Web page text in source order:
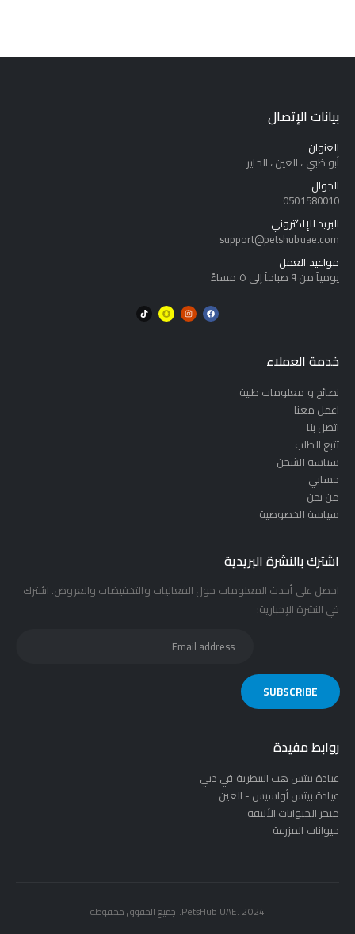
بيانات الإتصال
العنوان
أبو ظبي ، العين ، الحاير
الجوال
0501580010
البريد الإلكتروني
support@petshubuae.com
مواعيد العمل
يومياً من ٩ صباحاً إلى ٥ مساءً
خدمة العملاء
نصائح و معلومات طبية
اعمل معنا
اتصل بنا
تتبع الطلب
سياسة الشحن
حسابي
من نحن
سياسة الخصوصية
اشترك بالنشرة البريدية
احصل على أحدث المعلومات حول الفعاليات والتخفيضات والعروض. اشترك
في النشرة الإخبارية:
روابط مفيدة
عيادة بيتس هب البيطرية في دبي
عيادة بيتس أواسيس - العين
متجر الحيوانات الأليفة
حيوانات المزرعة
PetsHub UAE. 2024. جميع الحقوق محفوظة